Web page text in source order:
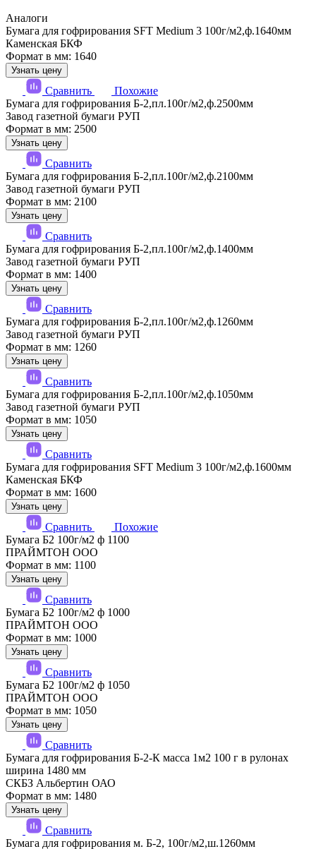
Аналоги
Бумага для гофрирования SFT Medium 3 100г/м2,ф.1640мм
Каменская БКФ
Формат в мм: 1640
Узнать цену
Сравнить
Похожие
Бумага для гофрирования Б-2,пл.100г/м2,ф.2500мм
Завод газетной бумаги РУП
Формат в мм: 2500
Узнать цену
Сравнить
Бумага для гофрирования Б-2,пл.100г/м2,ф.2100мм
Завод газетной бумаги РУП
Формат в мм: 2100
Узнать цену
Сравнить
Бумага для гофрирования Б-2,пл.100г/м2,ф.1400мм
Завод газетной бумаги РУП
Формат в мм: 1400
Узнать цену
Сравнить
Бумага для гофрирования Б-2,пл.100г/м2,ф.1260мм
Завод газетной бумаги РУП
Формат в мм: 1260
Узнать цену
Сравнить
Бумага для гофрирования Б-2,пл.100г/м2,ф.1050мм
Завод газетной бумаги РУП
Формат в мм: 1050
Узнать цену
Сравнить
Бумага для гофрирования SFT Medium 3 100г/м2,ф.1600мм
Каменская БКФ
Формат в мм: 1600
Узнать цену
Сравнить
Похожие
Бумага Б2 100г/м2 ф 1100
ПРАЙМТОН ООО
Формат в мм: 1100
Узнать цену
Сравнить
Бумага Б2 100г/м2 ф 1000
ПРАЙМТОН ООО
Формат в мм: 1000
Узнать цену
Сравнить
Бумага Б2 100г/м2 ф 1050
ПРАЙМТОН ООО
Формат в мм: 1050
Узнать цену
Сравнить
Бумага для гофрирования Б-2-К масса 1м2 100 г в рулонах
ширина 1480 мм
СКБЗ Альбертин ОАО
Формат в мм: 1480
Узнать цену
Сравнить
Бумага для гофрирования м. Б-2, 100г/м2,ш.1260мм